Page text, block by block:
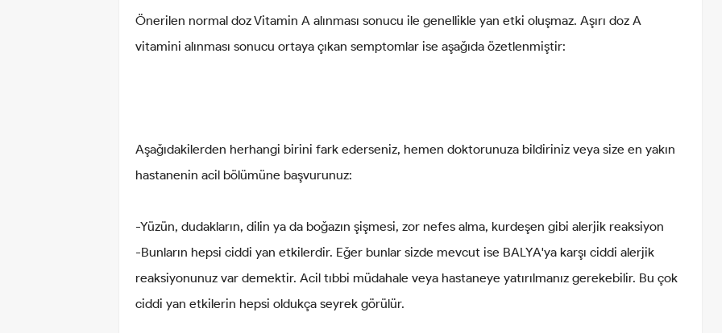
Önerilen normal doz Vitamin A alınması sonucu ile genellikle yan etki oluşmaz. Aşırı doz A
vitamini alınması sonucu ortaya çıkan semptomlar ise aşağıda özetlenmiştir:
Aşağıdakilerden herhangi birini fark ederseniz, hemen doktorunuza bildiriniz veya size en yakın
hastanenin acil bölümüne başvurunuz:
-Yüzün, dudakların, dilin ya da boğazın şişmesi, zor nefes alma, kurdeşen gibi alerjik reaksiyon
-Bunların hepsi ciddi yan etkilerdir. Eğer bunlar sizde mevcut ise BALYA'ya karşı ciddi alerjik
reaksiyonunuz var demektir. Acil tıbbi müdahale veya hastaneye yatırılmanız gerekebilir. Bu çok
ciddi yan etkilerin hepsi oldukça seyrek görülür.